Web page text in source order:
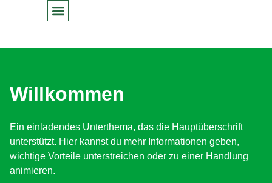
Willkommen
Ein ein­laden­des Unterthe­ma, das die Haup­tüber­schrift
unter­stützt. Hier kannst du mehr Infor­ma­tio­nen geben,
wichtige Vorteile unter­stre­ichen oder zu ein­er Hand­lung
ani­mieren.